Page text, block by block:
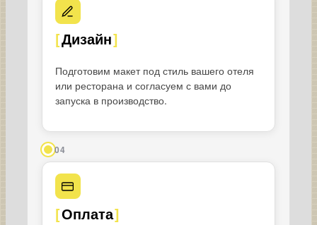
Дизайн
Подготовим макет под стиль вашего отеля
или ресторана и согласуем с вами до
запуска в производство.
04
Оплата